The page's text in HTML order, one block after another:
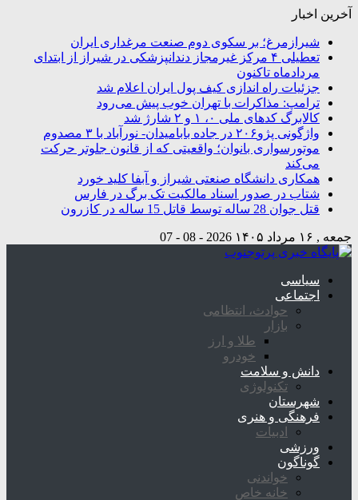
آخرین اخبار
شیرازمرغ؛ بر سکوی دوم صنعت مرغداری ایران
تعطیلی ۴ مرکز غیرمجاز دندانپزشکی در شیراز از ابتدای
مردادماه تاکنون
جزئیات راه اندازی کیف پول ایران اعلام شد
ترامپ: مذاکرات با تهران خوب پیش می‌رود
کالابرگ کدهای ملی ۰، ۱ و ۲ شارژ شد
واژگونی پژو۲۰۶ در جاده بابامیدان- نورآباد با ۳ مصدوم
موتورسواری بانوان؛ واقعیتی که از قانون جلوتر حرکت
می‌کند
همکاری دانشگاه صنعتی شیراز و آبفا کلید خورد
شتاب در صدور اسناد مالکیت تک برگ در فارس
قتل جوان 28 ساله توسط قاتل 15 ساله در کازرون
جمعه , ۱۶ مرداد ۱۴۰۵ 2026 - 08 - 07
سیاسی
اجتماعی
حوادث، انتظامی
بازار
طلا و ارز
خودرو
دانش و سلامت
تکنولوژی
شهرستان
فرهنگی و هنری
ادبیات
ورزشی
گوناگون
خواندنی
خانه خاص